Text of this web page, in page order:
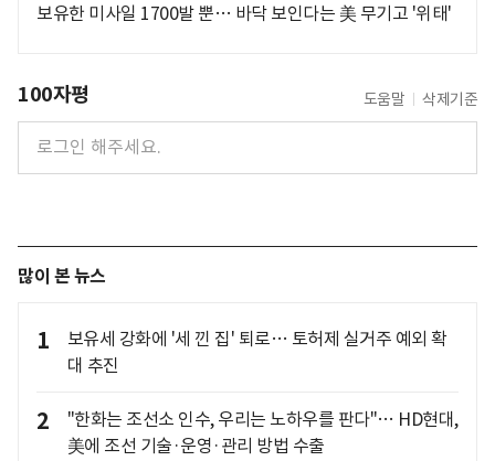
보유한 미사일 1700발 뿐… 바닥 보인다는 美 무기고 '위태'
100자평 도움말 삭제기준
많이 본 뉴스
1
보유세 강화에 '세 낀 집' 퇴로… 토허제 실거주 예외 확
대 추진
2
"한화는 조선소 인수, 우리는 노하우를 판다"… HD현대,
美에 조선 기술·운영·관리 방법 수출